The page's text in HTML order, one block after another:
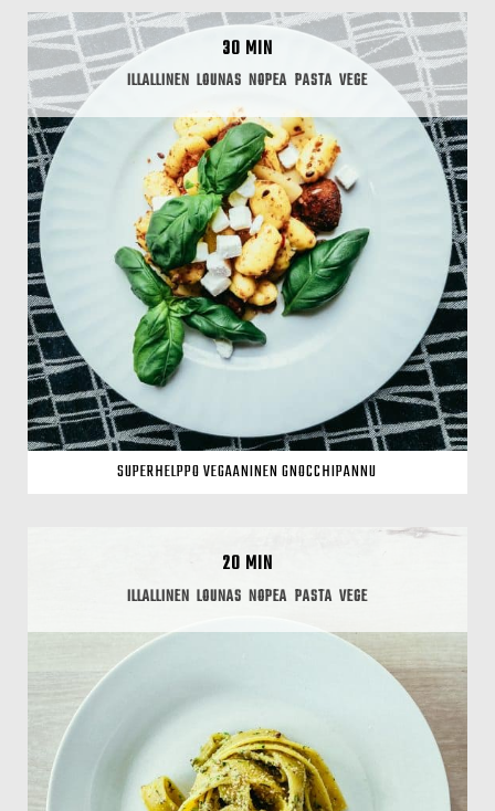
30 MIN
ILLALLINEN LOUNAS NOPEA PASTA VEGE
SUPERHELPPO VEGAANINEN GNOCCHIPANNU
20 MIN
ILLALLINEN LOUNAS NOPEA PASTA VEGE